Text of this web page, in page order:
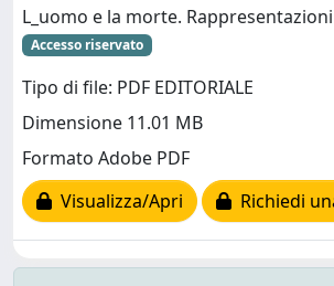
L_uomo e la morte.
Accesso riservato
Tipo di file: PDF EDITORIALE
Dimensione 11.01 MB
Formato Adobe PDF
Visualizza/Apri
Richiedi